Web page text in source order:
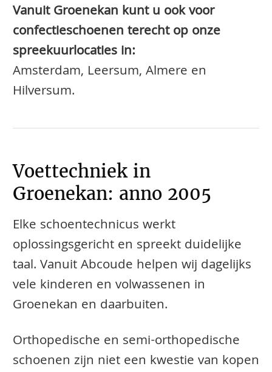
Vanuit Groenekan kunt u ook voor
confectieschoenen terecht op onze
spreekuurlocaties in:
Amsterdam, Leersum, Almere en
Hilversum.
Voettechniek in
Groenekan: anno 2005
Elke schoentechnicus werkt
oplossingsgericht en spreekt duidelijke
taal. Vanuit Abcoude helpen wij dagelijks
vele kinderen en volwassenen in
Groenekan en daarbuiten.
​​​​Orthopedische en semi-orthopedische
schoenen zijn niet een kwestie van kopen